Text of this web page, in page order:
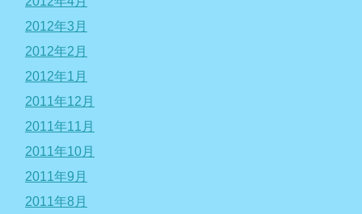
2012年3月
2012年2月
2012年1月
2011年12月
2011年11月
2011年10月
2011年9月
2011年8月